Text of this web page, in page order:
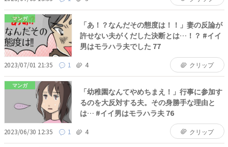
マンガ
「あ！？なんだその態度は！！」妻の反論が
許せない夫がくだした決断とは…！？ #イイ
男はモラハラ夫でした 77
2023/07/01 21:35 1 4 クリップ
マンガ
「幼稚園なんてやめちまえ！」行事に参加す
るのを大反対する夫。その身勝手な理由と
は… #イイ男はモラハラ夫 76
2023/06/30 12:35 1 4 クリップ